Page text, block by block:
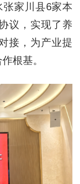
家川县6家本
议，实现了养
接，为产业提
根基。